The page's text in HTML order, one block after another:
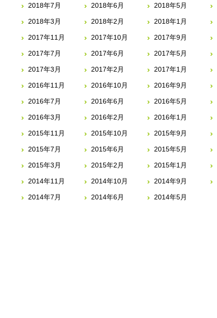
2018年7月 2018年6月 2018年5月
2018年3月 2018年2月 2018年1月
2017年11月 2017年10月 2017年9月
2017年7月 2017年6月 2017年5月
2017年3月 2017年2月 2017年1月
2016年11月 2016年10月 2016年9月
2016年7月 2016年6月 2016年5月
2016年3月 2016年2月 2016年1月
2015年11月 2015年10月 2015年9月
2015年7月 2015年6月 2015年5月
2015年3月 2015年2月 2015年1月
2014年11月 2014年10月 2014年9月
2014年7月 2014年6月 2014年5月